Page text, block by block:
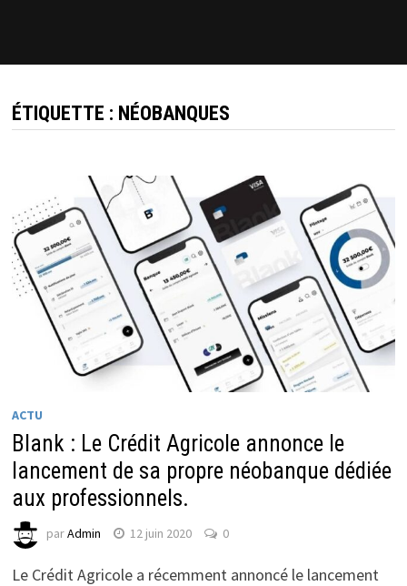
ÉTIQUETTE : NÉOBANQUES
ACTU
Blank : Le Crédit Agricole annonce le
lancement de sa propre néobanque dédiée
aux professionnels.
parAdmin 12 juin 2020 0
Le Crédit Agricole a récemment annoncé le lancement